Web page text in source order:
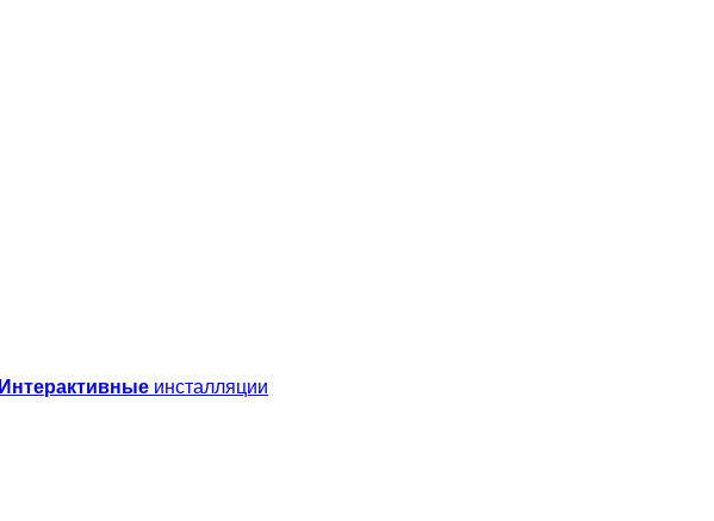
Интерактивные инсталляции